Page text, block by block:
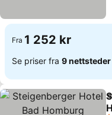
Fra 1 252 kr
Se priser fra 9 nettsteder